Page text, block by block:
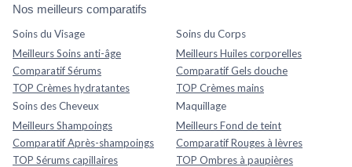
Nos meilleurs comparatifs
Soins du Visage
Meilleurs Soins anti-âge
Comparatif Sérums
TOP Crèmes hydratantes
Soins du Corps
Meilleurs Huiles corporelles
Comparatif Gels douche
TOP Crèmes mains
Soins des Cheveux
Meilleurs Shampoings
Comparatif Après-shampoings
TOP Sérums capillaires
Maquillage
Meilleurs Fond de teint
Comparatif Rouges à lèvres
TOP Ombres à paupières